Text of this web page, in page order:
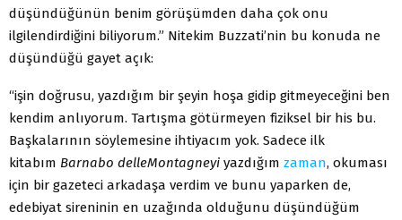
düşündüğünün benim görüşümden daha çok onu
ilgilendirdiğini biliyorum.” Nitekim Buzzati’nin bu konuda ne
düşündüğü gayet açık:
“işin doğrusu, yazdığım bir şeyin hoşa gidip gitmeyeceğini ben
kendim anlıyorum. Tartışma götürmeyen fiziksel bir his bu.
Başkalarının söylemesine ihtiyacım yok. Sadece ilk
kitabım Barnabo delleMontagneyi yazdığım zaman, okuması
için bir gazeteci arkadaşa verdim ve bunu yaparken de,
edebiyat sireninin en uzağında olduğunu düşündüğüm